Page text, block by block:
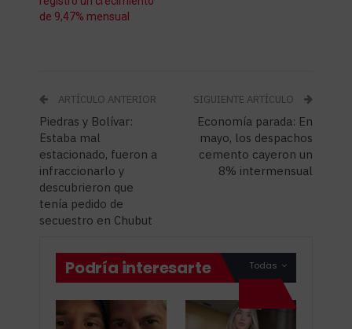
de 9,47% mensual
ARTÍCULO ANTERIOR
Piedras y Bolívar:
Estaba mal
estacionado, fueron a
infraccionarlo y
descubrieron que
tenía pedido de
secuestro en Chubut
SIGUIENTE ARTÍCULO
Economía parada: En
mayo, los despachos
cemento cayeron un
8% intermensual
Todas
Podría interesarte